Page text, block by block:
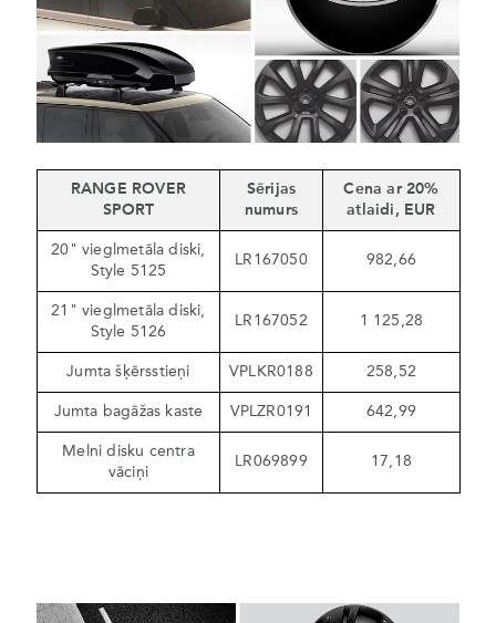
RANGE ROVER
SPORT
Sērijas
numurs
Cena ar 20%
atlaidi, EUR
20" vieglmetāla diski,
Style 5125
LR167050 982,66
21" vieglmetāla diski,
Style 5126
LR167052 1 125,28
Jumta šķērsstieņi VPLKR0188 258,52
Jumta bagāžas kaste VPLZR0191 642,99
Melni disku centra
vāciņi
LR069899 17,18